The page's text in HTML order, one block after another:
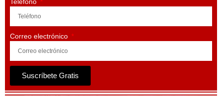
Correo electrónico
Suscríbete Gratis